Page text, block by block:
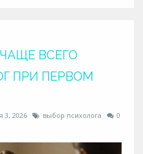
ВСЕГО
ПРИ ПЕРВОМ
3, 2026 выбор психолога
0